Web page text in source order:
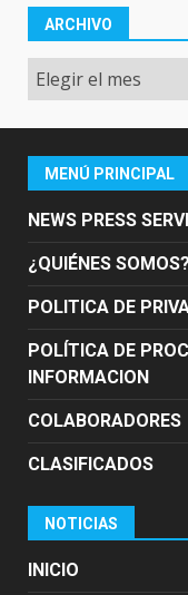
ARCHIVO
Archivo
MENÚ PRINCIPAL
NEWS PRESS
¿QUIÉNES SOMOS?
POLITICA DE
POLÍTICA DE
INFORMACION
COLABORADORES
CLASIFICADOS
NOTICIAS
INICIO